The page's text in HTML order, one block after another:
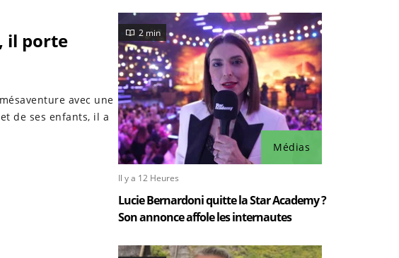
il porte
avec une
de ses enfants, il a
Médias
2 min
Il y a 12 Heures
Lucie Bernardoni quitte la Star Academy ?
Son annonce affole les internautes